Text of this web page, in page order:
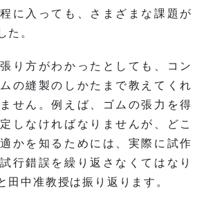
に入っても、さまざまな課題が
た。
り方がわかったとしても、コン
の縫製のしかたまで教えてくれ
せん。例えば、ゴムの張力を得
しなければなりませんが、どこ
かを知るためには、実際に試作
行錯誤を繰り返さなくてはなり
田中准教授は振り返ります。